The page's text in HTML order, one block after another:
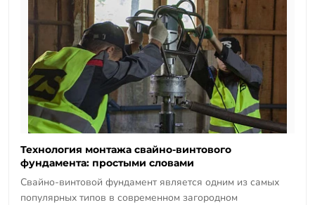
Технология монтажа свайно-винтового
фундамента: простыми словами
Cвайно-винтовой фундамент является одним из самых
популярных типов в современном загородном